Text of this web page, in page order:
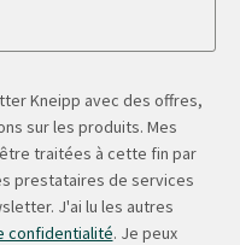
Kneipp avec des offres,
sur les produits. Mes
traitées à cette fin par
prestataires de services
J'ai lu les autres
confidentialité. Je peux